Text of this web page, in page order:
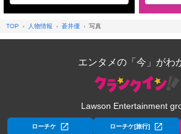
TOP 人物情報 蒼井優 写真
エンタメの「今」がわ
Lawson Entertainment
ローチケ ローチケ[旅行]